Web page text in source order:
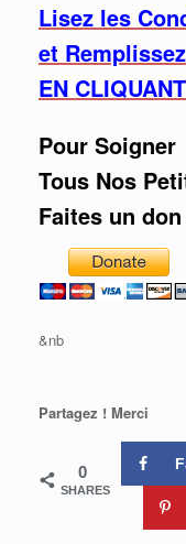
Lisez les
et
EN
Pour Soigner
Tous Nos
Faites un
&nb
Partagez ! Merci
0
SHARES